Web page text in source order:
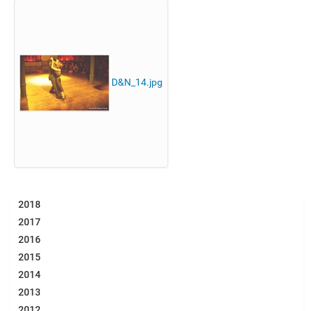
D&N_14.jpg
2018
2017
2016
2015
2014
2013